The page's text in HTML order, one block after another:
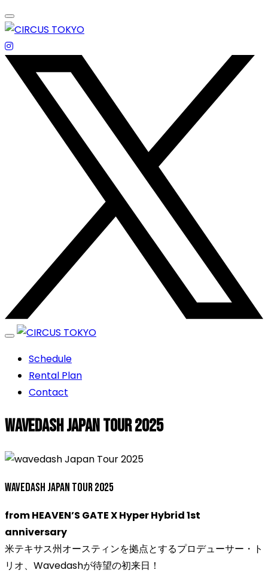
Skip
to
content
エンターテイメントスペース
CIRCUS TOKYO
エンターテイメントスペース
Schedule
Rental Plan
Contact
wavedash Japan Tour 2025
wavedash Japan Tour 2025
from HEAVEN’S GATE X Hyper Hybrid 1st
anniversary
米テキサス州オースティンを拠点とするプロデューサー・ト
リオ、Wavedashが待望の初来日！